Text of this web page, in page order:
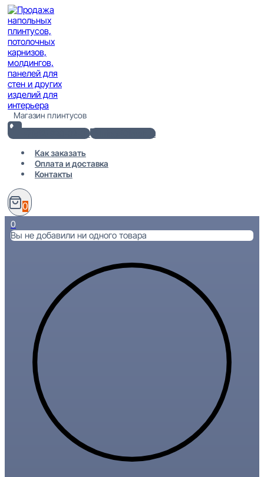
Перейти
к
содержимому
Магазин плинтусов
+7(812) 920-02-38
info@101metr.ru
Как заказать
Оплата и доставка
Контакты
0
0
Вы не добавили ни одного товара